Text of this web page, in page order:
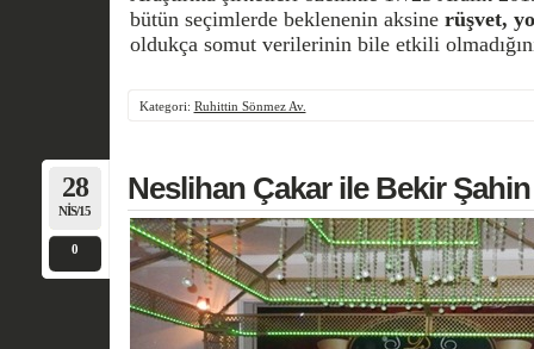
bütün seçimlerde beklenenin aksine rüşvet,
oldukça somut verilerinin bile etkili
Kategori: Ruhittin Sönmez Av.
28
NIS/15
0
Neslihan Çakar ile Bekir